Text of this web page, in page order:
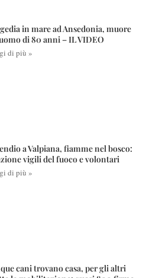
in mare ad Ansedonia, muore
di 80 anni – IL VIDEO
di più »
a Valpiana, fiamme nel bosco:
vigili del fuoco e volontari
di più »
cani trovano casa, per gli altri